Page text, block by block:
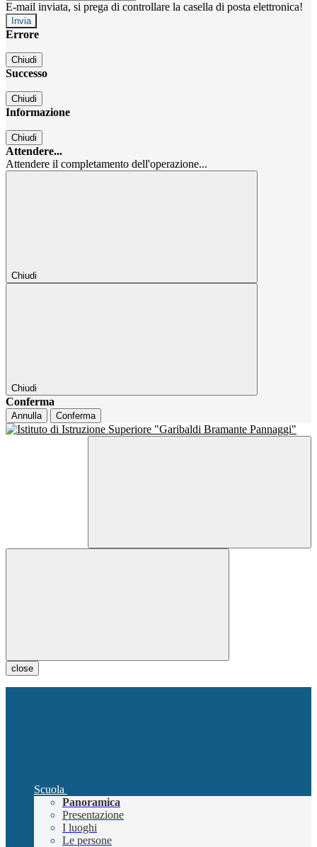
E-mail inviata, si prega di controllare la casella di posta elettronica!
Errore
Chiudi
Successo
Chiudi
Informazione
Chiudi
Attendere...
Attendere il completamento dell'operazione...
Chiudi
Chiudi
Conferma
Annulla Conferma
close
Scuola
Panoramica
Presentazione
I luoghi
Le persone